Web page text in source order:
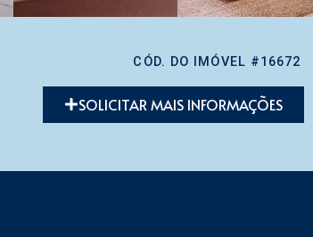
CÓD. DO IMÓVEL #16672
SOLICITAR MAIS INFORMAÇÕES